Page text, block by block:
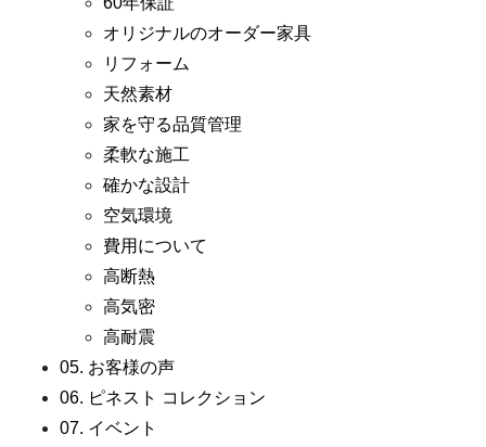
オリジナルのオーダー家具
リフォーム
天然素材
家を守る品質管理
柔軟な施工
確かな設計
空気環境
費用について
高断熱
高気密
高耐震
05. お客様の声
06. ピネスト コレクション
07. イベント